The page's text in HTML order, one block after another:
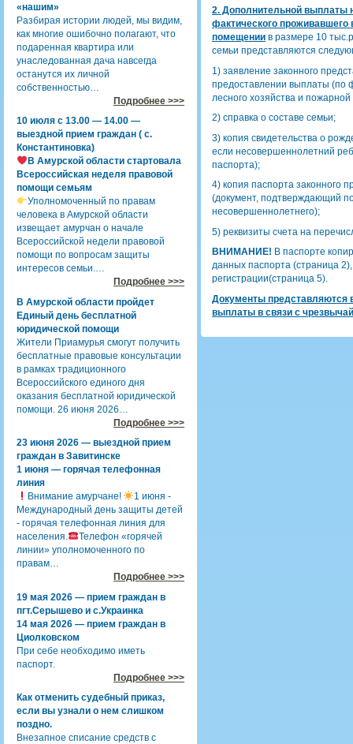
«нашим»
Разбирая истории людей, мы видим,
как многие ошибочно полагают, что
подаренная квартира или
унаследованная дача навсегда
останутся их личной
собственностью…
Подробнее >>>
10 июля с 13.00 — 14.00 —
выездной прием граждан ( с.
Константиновка)
В Амурской области стартовала
Всероссийская неделя правовой
помощи семьям
Уполномоченный по правам
человека в Амурской области
извещает амурчан о начале
Всероссийской недели правовой
помощи по вопросам защиты
интересов семьи.…
Подробнее >>>
В Амурской области пройдет
Единый день бесплатной
юридической помощи
Жители Приамурья смогут получить
бесплатные правовые консультации
в рамках традиционного
Всероссийского единого дня
оказания бесплатной юридической
помощи. 26 июня 2026…
Подробнее >>>
23 июня 2026 — выездной прием
граждан в Завитинске
1 июня — горячая телефонная
линия
Внимание амурчане!
1 июня -
Международный день защиты детей
- горячая телефонная линия для
населения.
Телефон «горячей
линии» уполномоченного по
правам…
Подробнее >>>
19 мая 2026 — прием граждан в
пгт.Серышево и с.Украинка
14 мая 2026 — прием граждан в
Циолковском
При себе необходимо иметь
паспорт.
Подробнее >>>
Как отменить судебный приказ,
если вы узнали о нем слишком
поздно.
Внезапное списание средств с
2. Дополнительной выплаты
фактического
помещении в размере 10
семьи представляются
1) заявление законного
предоставлении выплаты (по
лесного хозяйства и
2) справка о составе семьи;
3) копия свидетельства о
если несовершеннолетний
паспорта);
4) копия паспорта законного
(документ, подтверждающий
несовершеннолетнего);
5) реквизиты счета на
ВНИМАНИЕ! В паспорте
данных паспорта (страница
регистрации(страница 5).
Документы представляются
выплаты в связи с